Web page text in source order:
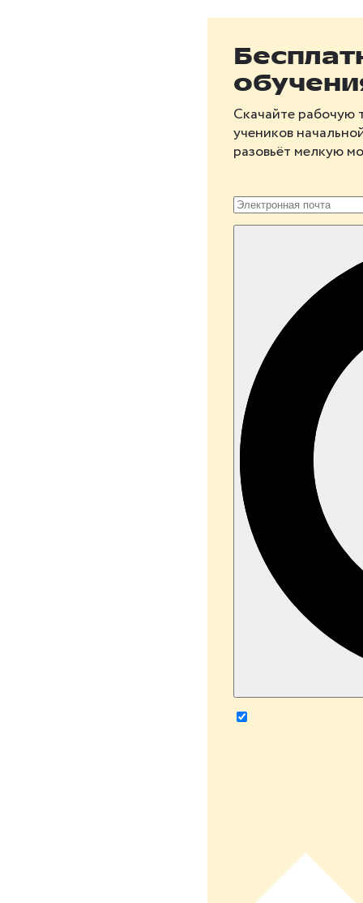
Скачайте рабочую
учеников
разовьёт мелкую